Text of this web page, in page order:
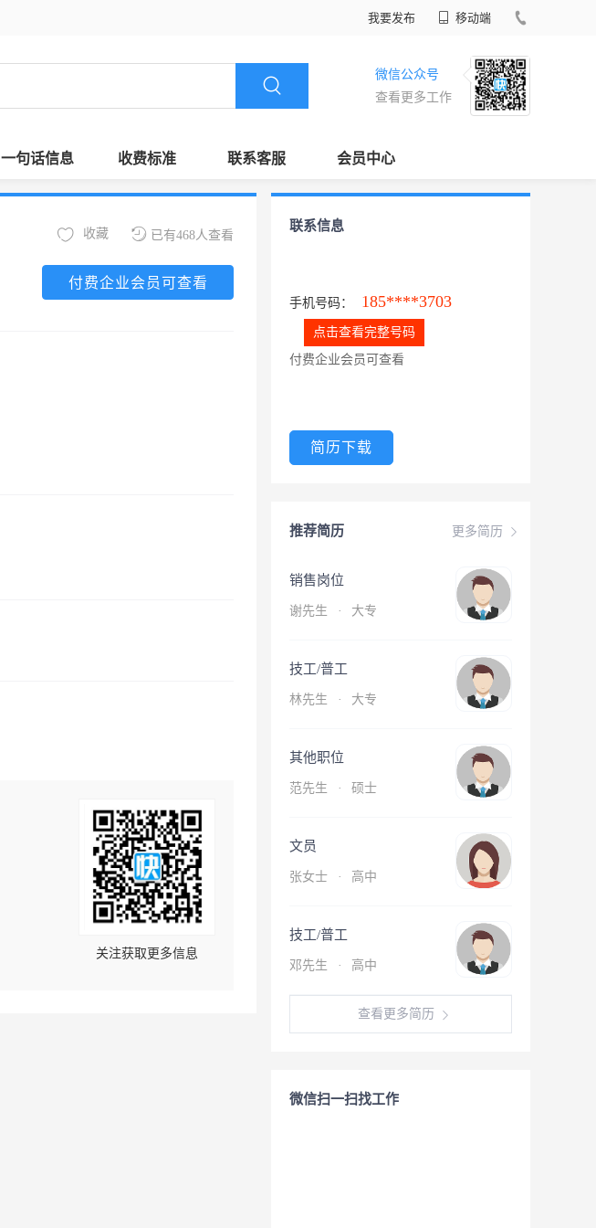
我要发布 移动端
微信公众号
查看更多工作
一句话信息 收费标准 联系客服 会员中心
已有468人查看
收藏
付费企业会员可查看
关注获取更多信息
联系信息
手机号码： 185****3703
点击查看完整号码
付费企业会员可查看
简历下载
更多简历
推荐简历
销售岗位
谢先生 · 大专
技工/普工
林先生 · 大专
其他职位
范先生 · 硕士
文员
张女士 · 高中
技工/普工
邓先生 · 高中
查看更多简历
微信扫一扫找工作